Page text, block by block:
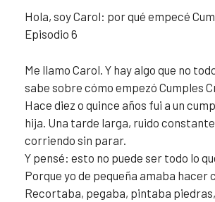
Hola, soy Carol: por qué empecé
Episodio 6
Me llamo Carol. Y hay algo que no
sabe sobre cómo empezó Cumples
Hace diez o quince años fui a un
hija. Una tarde larga, ruido
corriendo sin parar.
Y pensé: esto no puede ser todo lo
Porque yo de pequeña amaba hacer
Recortaba, pegaba, pintaba